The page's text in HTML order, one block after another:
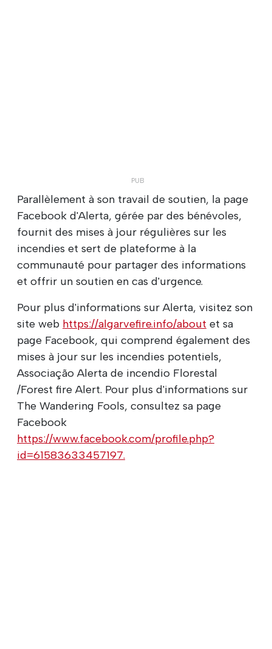
Parallèlement à son travail de soutien, la page
Facebook d'Alerta, gérée par des bénévoles,
fournit des mises à jour régulières sur les
incendies et sert de plateforme à la
communauté pour partager des informations
et offrir un soutien en cas d'urgence.
Pour plus d'informations sur Alerta, visitez son
site web https://algarvefire.info/about et sa
page Facebook, qui comprend également des
mises à jour sur les incendies potentiels,
Associação Alerta de incendio Florestal
/Forest fire Alert. Pour plus d'informations sur
The Wandering Fools, consultez sa page
Facebook
https://www.facebook.com/profile.php?
id=61583633457197.